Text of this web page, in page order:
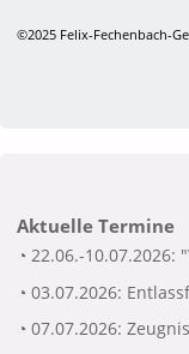
©2025 Felix-Fechenbach-
Aktuelle Termine
◔ 22.06.-10.07.2026:
◔ 03.07.2026:
◔ 07.07.2026: